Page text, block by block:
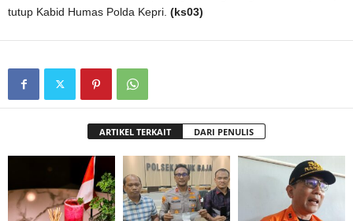
tutup Kabid Humas Polda Kepri. (ks03)
ARTIKEL TERKAIT DARI PENULIS